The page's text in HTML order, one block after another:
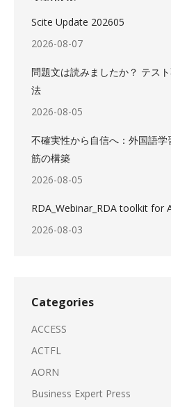
Scite Update 202605
2026-08-07
問題文は読みましたか？ テス
法
2026-08-05
不確実性から自信へ：外国語
筋の構築
2026-08-05
RDA_Webinar_RDA toolkit for
2026-08-03
Categories
ACCESS
ACTFL
AORN
Business Expert Press